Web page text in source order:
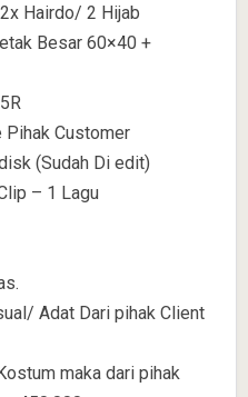
Hairdo/ 2 Hijab
Besar 60×40 +
Pihak Customer
(Sudah Di edit)
– 1 Lagu
Adat Dari pihak Client
maka dari pihak